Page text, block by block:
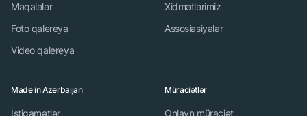
Məqalələr
Foto qalereya
Video qalereya
Xidmətlərimiz
Assosiasiyalar
Made in Azerbaijan
İstiqamətlər
Müraciətlər
Onlayn müraciət